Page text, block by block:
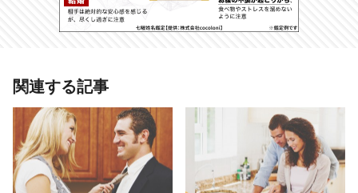
あわせて読みたい記事
12星座【逆プロポーズ】ランキン
グ 牡羊座は待つよりも自らガンガ
ン攻めて結婚へ！
関連する記事